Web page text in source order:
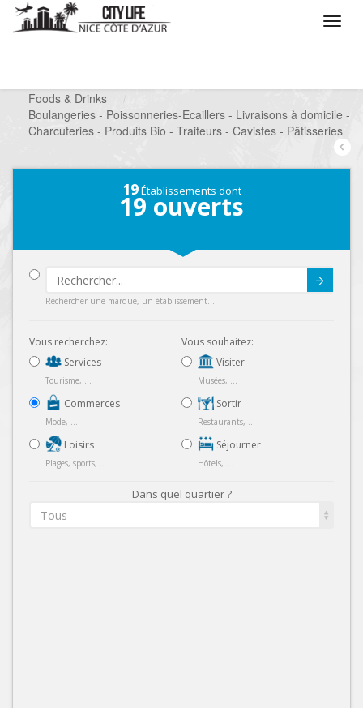
Foods & Drinks
/
Boulangeries - Poissonneries-Ecaillers - Livraisons à domicile -
Charcuteries - Produits Bio - Traiteurs - Cavistes - Pâtisseries
19Établissements dont
19 ouverts
Rechercher une marque, un établissement...
Vous recherchez:
Services
Tourisme, ...
Commerces
Mode, ...
Loisirs
Plages, sports, ...
Vous souhaitez:
Visiter
Musées, ...
Sortir
Restaurants, ...
Séjourner
Hôtels, ...
Dans quel quartier ?
Tous